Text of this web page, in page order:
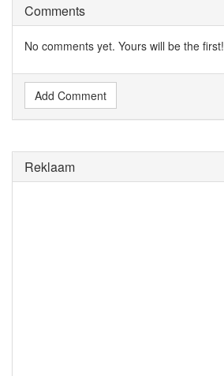
Comments
No comments yet. Yours will be the first!
Add Comment
Reklaam